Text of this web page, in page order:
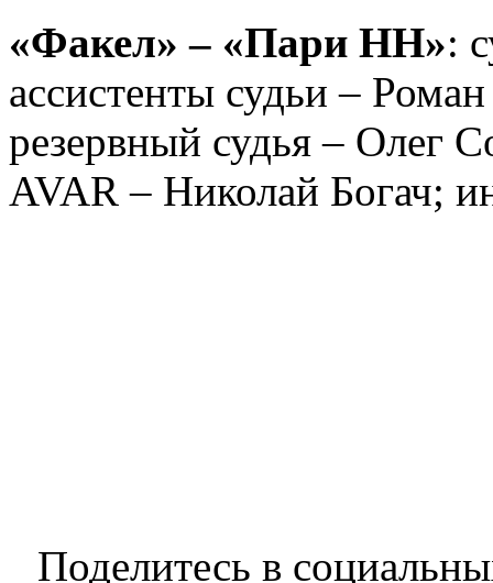
«Факел» – «Пари НН»:
ассистенты судьи –
резервный судья – Олег
AVAR – Николай Богач;
Поделитесь в